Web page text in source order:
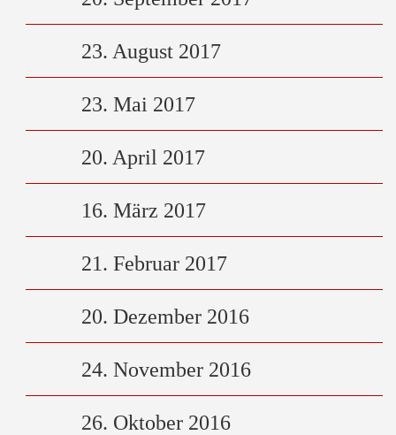
23. August 2017
23. Mai 2017
20. April 2017
16. März 2017
21. Februar 2017
20. Dezember 2016
24. November 2016
26. Oktober 2016